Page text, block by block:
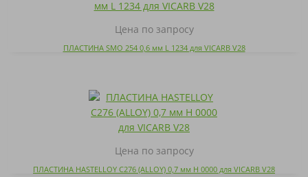
Цена по запросу
ПЛАСТИНА SMO 254 0,6 мм L 1234 для VICARB V28
Цена по запросу
ПЛАСТИНА HASTELLOY C276 (ALLOY) 0,7 мм H 0000 для VICARB V28